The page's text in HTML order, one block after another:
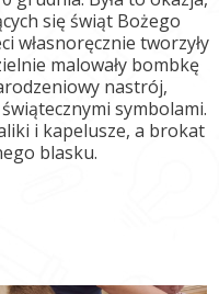
się świąt Bożego
własnoręcznie tworzyły
malowały bombkę
nastrój,
symbolami.
i kapelusze, a brokat
blasku.